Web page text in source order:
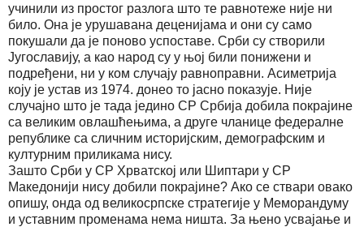
учинили из простог разлога што те равнотеже није ни
било. Она је урушавана деценијама и они су само
покушали да је поново успоставе. Срби су створили
Југославију, а као народ су у њој били понижени и
подређени, ни у ком случају равноправни. Асиметрија
коју је устав из 1974. донео то јасно показује. Није
случајно што је тада једино СР Србија добила покрајине
са великим овлашћењима, а друге чланице федералне
републике са сличним историјским, демографским и
културним приликама нису.
Зашто Срби у СР Хрватској или Шиптари у СР
Македонији нису добили покрајине? Ако се ствари овако
опишу, онда од великосрпске стратегије у Меморандуму
и уставним променама нема ништа. За њено усвајање и